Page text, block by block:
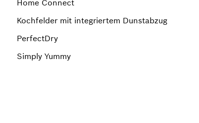
Home Connect
Kochfelder mit integriertem Dunstabzug
PerfectDry
Simply Yummy